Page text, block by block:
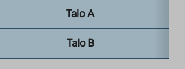
Talo A
Talo B